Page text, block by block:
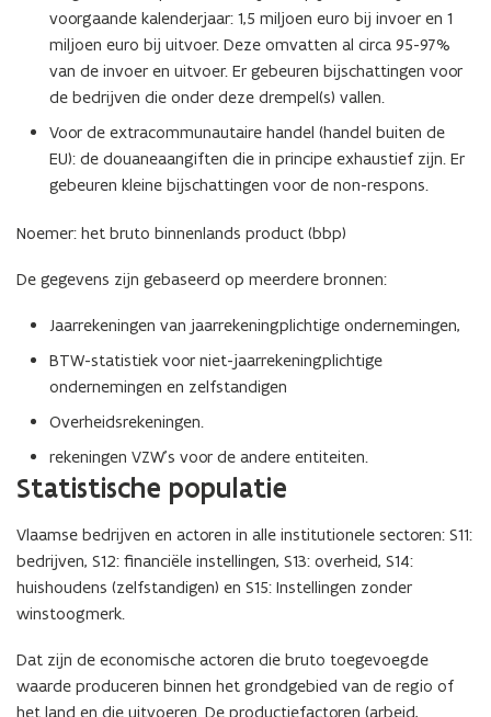
voorgaande kalenderjaar: 1,5 miljoen euro bij invoer en 1
miljoen euro bij uitvoer. Deze omvatten al circa 95-97%
van de invoer en uitvoer. Er gebeuren bijschattingen voor
de bedrijven die onder deze drempel(s) vallen.
Voor de extracommunautaire handel (handel buiten de
EU): de douaneaangiften die in principe exhaustief zijn. Er
gebeuren kleine bijschattingen voor de non-respons.
Noemer: het bruto binnenlands product (bbp)
De gegevens zijn gebaseerd op meerdere bronnen:
Jaarrekeningen van jaarrekeningplichtige ondernemingen,
BTW-statistiek voor niet-jaarrekeningplichtige
ondernemingen en zelfstandigen
Overheidsrekeningen.
rekeningen VZW’s voor de andere entiteiten.
Statistische populatie
Vlaamse bedrijven en actoren in alle institutionele sectoren: S11:
bedrijven, S12: financiële instellingen, S13: overheid, S14:
huishoudens (zelfstandigen) en S15: Instellingen zonder
winstoogmerk.
Dat zijn de economische actoren die bruto toegevoegde
waarde produceren binnen het grondgebied van de regio of
het land en die uitvoeren. De productiefactoren (arbeid,